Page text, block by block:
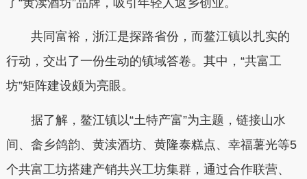
共同富裕，浙江是探路省份，而鳌江镇以扎实的
行动，交出了一份生动的镇域答卷。其中，“共富工
坊”矩阵建设颇为亮眼。
据了解，鳌江镇以“土特产富”为主题，链接山水
间、畲乡鸽韵、黄渎酒坊、黄隆泰糕点、幸福薯光等5
个共富工坊搭建产销共兴工坊集群，通过合作联营、